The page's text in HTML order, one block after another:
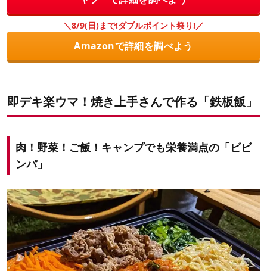
＼8/9(日)まで!ダブルポイント祭り!／
Amazonで詳細を調べよう
即デキ楽ウマ！焼き上手さんで作る「鉄板飯」
肉！野菜！ご飯！キャンプでも栄養満点の「ビビ
ンパ」